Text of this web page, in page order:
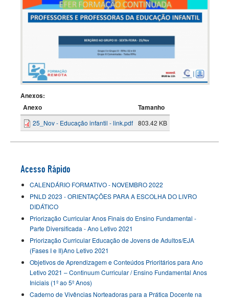
Anexos:
Anexo
Tamanho
25_Nov - Educação infantil - link.pdf 803.42 KB
Acesso Rápido
CALENDÁRIO FORMATIVO - NOVEMBRO 2022
PNLD 2023 - ORIENTAÇÕES PARA A ESCOLHA DO LIVRO
DIDÁTICO
Priorização Curricular Anos Finais do Ensino Fundamental -
Parte Diversificada - Ano Letivo 2021
Priorização Curricular Educação de Jovens de Adultos/EJA
(Fases I e II)Ano Letivo 2021
Objetivos de Aprendizagem e Conteúdos Prioritários para Ano
Letivo 2021 – Continuum Curricular / Ensino Fundamental Anos
Iniciais (1º ao 5º Anos)
Caderno de Vivências Norteadoras para a Prática Docente na